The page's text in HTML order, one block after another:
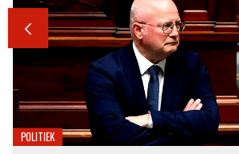

POLITIEK